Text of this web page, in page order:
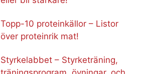
Topp-10 proteinkällor – Listor
över proteinrik mat!
Styrkelabbet – Styrketräning,